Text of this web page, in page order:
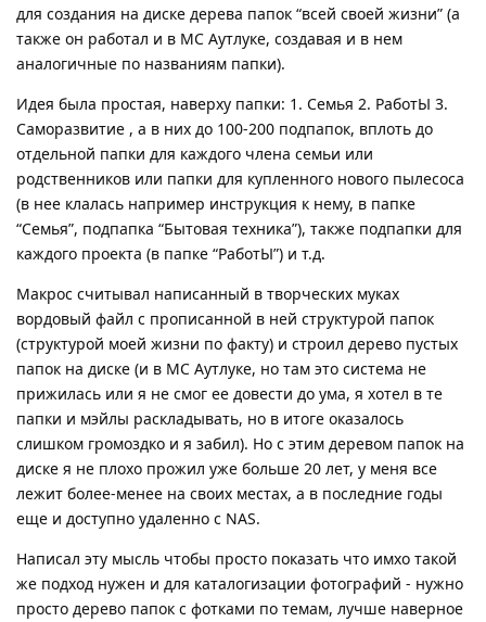
для создания на диске дерева папок “всей своей жизни” (а
также он работал и в МС Аутлуке, создавая и в нем
аналогичные по названиям папки).
Идея была простая, наверху папки: 1. Семья 2. РаботЫ 3.
Саморазвитие , а в них до 100-200 подпапок, вплоть до
отдельной папки для каждого члена семьи или
родственников или папки для купленного нового пылесоса
(в нее клалась например инструкция к нему, в папке
“Семья”, подпапка “Бытовая техника”), также подпапки для
каждого проекта (в папке “РаботЫ”) и т.д.
Макрос считывал написанный в творческих муках
вордовый файл с прописанной в ней структурой папок
(структурой моей жизни по факту) и строил дерево пустых
папок на диске (и в МС Аутлуке, но там это система не
прижилась или я не смог ее довести до ума, я хотел в те
папки и мэйлы раскладывать, но в итоге оказалось
слишком громоздко и я забил). Но с этим деревом папок на
диске я не плохо прожил уже больше 20 лет, у меня все
лежит более-менее на своих местах, а в последние годы
еще и доступно удаленно с NAS.
Написал эту мысль чтобы просто показать что имхо такой
же подход нужен и для каталогизации фотографий - нужно
просто дерево папок с фотками по темам, лучше наверное